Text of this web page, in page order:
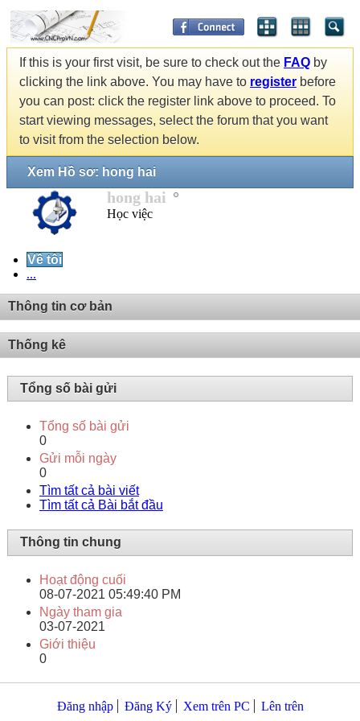
If this is your first visit, be sure to check out the FAQ by
clicking the link above. You may have to register before
you can post: click the register link above to proceed. To
start viewing messages, select the forum that you want
to visit from the selection below.
Xem Hồ sơ: hong hai
hong hai
Học việc
Về tôi
...
Thông tin cơ bản
Thống kê
Tổng số bài gửi
Tổng số bài gửi
0
Gửi mỗi ngày
0
Tìm tất cả bài viết
Tìm tất cả Bài bắt đầu
Thông tin chung
Hoạt động cuối
08-07-2021 05:49:40 PM
Ngày tham gia
03-07-2021
Giới thiệu
0
Đăng nhập Đăng Ký Xem trên PC Lên trên